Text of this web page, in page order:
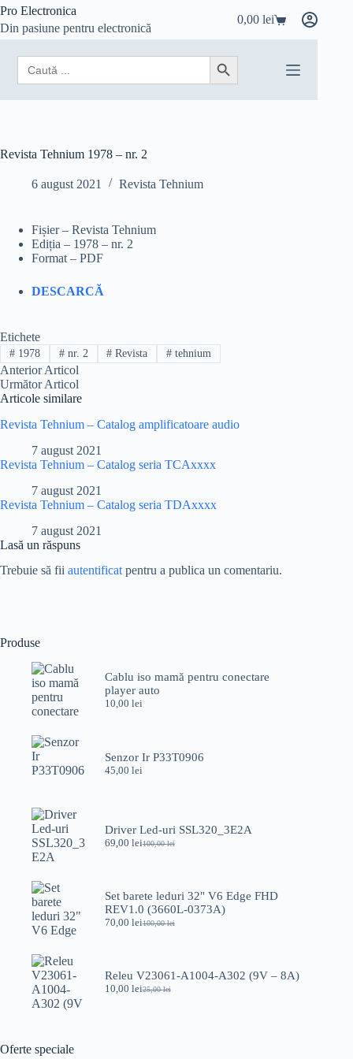
Sari
conținut
Pro Electronica
Din pasiune pentru electronică
Coș
de
cumpărături
0,00lei
Search
for:
Search Button
Revista Tehnium 1978 – nr. 2
6 august 2021 Revista Tehnium
Fișier – Revista Tehnium
Ediția – 1978 – nr. 2
Format – PDF
DESCARCĂ
Etichete
#1978 #nr. 2 # Revista # tehnium
AnteriorArticol
UrmătorArticol
Articole similare
Revista Tehnium – Catalog amplificatoare audio
7 august 2021
Revista Tehnium – Catalog seria TCAxxxx
7 august 2021
Revista Tehnium – Catalog seria TDAxxxx
7 august 2021
Lasă un răspuns
Trebuie să fii autentificat pentru a publica un comentariu.
Produse
Cablu iso mamă pentru conectare
player auto
10,00 lei
Senzor Ir P33T0906
45,00 lei
Driver Led-uri SSL320_3E2A
100,00lei
Prețul
100,00 lei.
69,00 leiPrețul
Set barete leduri 32" V6 Edge FHD
REV1.0 (3660L-0373A)
100,00lei
Prețul
100,00 lei.
70,00 leiPrețul
Releu V23061-A1004-A302 (9V – 8A)
25,00lei
Prețul
10,00 leiPrețul
Oferte speciale